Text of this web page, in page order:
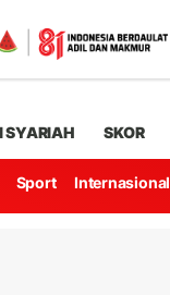
SYARIAH SKOR
Sport Internasional